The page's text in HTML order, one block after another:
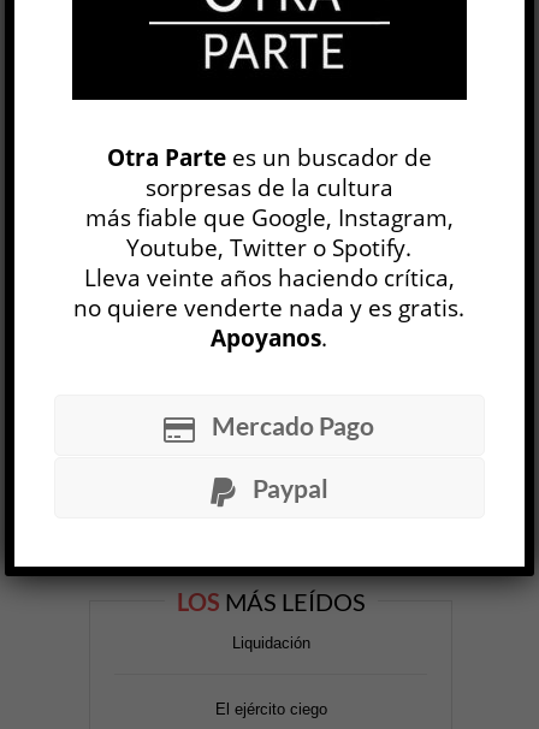
30 NÚMEROS
ARCHIVO OP SEMANAL
LOS MÁS LEÍDOS
Liquidación
El ejército ciego
Otra Partees un buscador de
sorpresas de la cultura
más fiable que Google, Instagram,
Youtube, Twitter o Spotify.
Lleva veinte años haciendo crítica,
no quiere venderte nada y es gratis.
Apoyanos.
Mercado Pago
Paypal